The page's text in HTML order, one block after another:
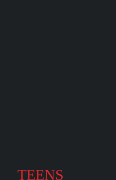
TEENS